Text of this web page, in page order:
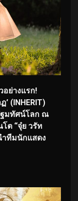
อย่างแรก!
(INHERIT)
ฐมทัศน์โลก ณ
ต “จุ๋ย วรัท
ำทีมนักแสดง